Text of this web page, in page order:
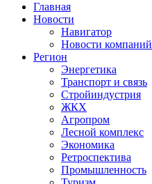
Главная
Новости
Навигатор
Новости компаний
Регион
Энергетика
Транспорт и связь
Стройиндустрия
ЖКХ
Агропром
Лесной комплекс
Экономика
Ретроспектива
Промышленность